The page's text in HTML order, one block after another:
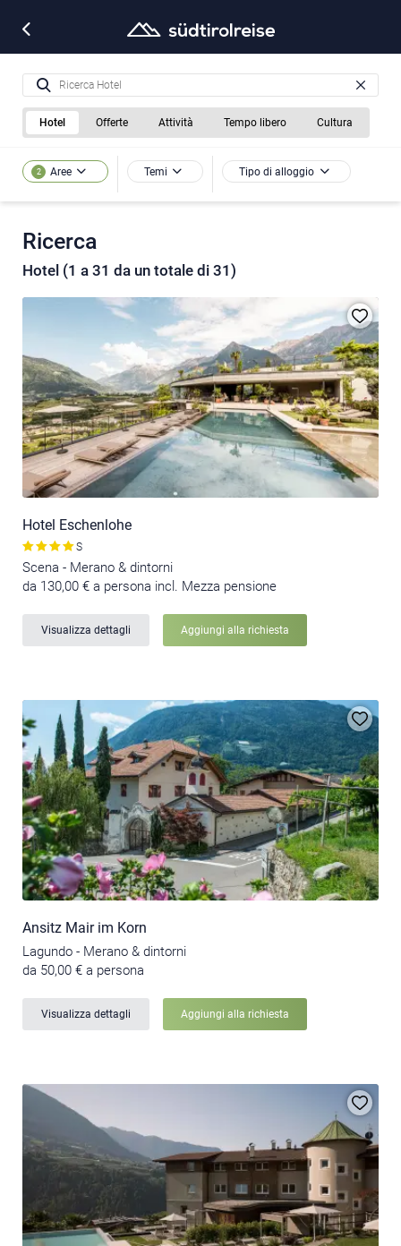
Hotel Offerte Attività Tempo libero Cultura
2 Aree Temi Tipo di alloggio
Ricerca
Hotel (1 a 31 da un totale di 31)
Hotel Eschenlohe
S
Scena - Merano & dintorni
da 130,00 € a persona incl. Mezza pensione
Visualizza dettagli Aggiungi alla richiesta
Ansitz Mair im Korn
Lagundo - Merano & dintorni
da 50,00 € a persona
Visualizza dettagli Aggiungi alla richiesta